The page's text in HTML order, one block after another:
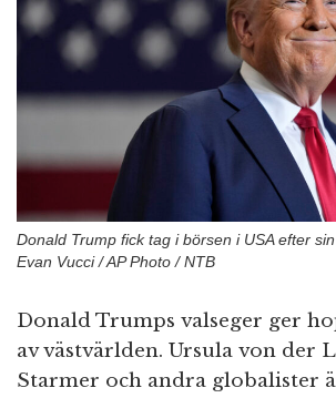
n
Donald Trump fick tag i börsen i USA efter
Evan Vucci / AP Photo / NTB
Donald Trumps valseger ger
av västvärlden. Ursula von der
Starmer och andra globalister